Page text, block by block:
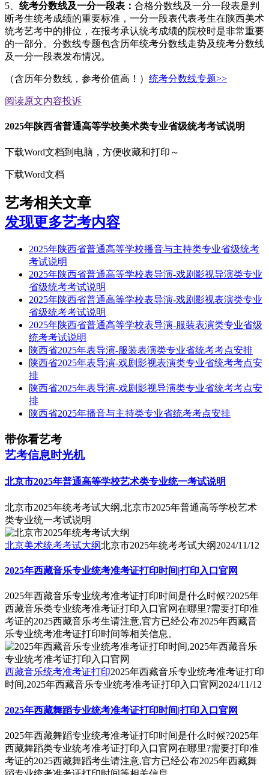
5、 统考分数线及一分一段表： 合格分数线及一分一段表是判
断考生统考成绩的重要标准，一分一段表代表考生在陕西美术
统考艺考中的排位，在报考承认统考成绩的院校时是非常重要
的一部分。分数线专题包含历年统考分数线走势及统考分数线
及一分一段表发布情况。
（含历年分数线，参考价值高！） 统考分数线专题>>
阅读原文内容投诉
2025年陕西省普通高等学校美术类专业省级统考考试说明
下载Word文档到电脑，方便收藏和打印～
下载Word文档
艺考相关文章
发现更多艺考内容
2025年陕西省普通高等学校播音与主持类专业省级统考
考试说明
2025年陕西省普通高等学校表导演-戏剧影视导演类专业
省级统考考试说明
2025年陕西省普通高等学校表导演-戏剧影视表演类专业
省级统考考试说明
2025年陕西省普通高等学校表导演-服装表演类专业省级
统考考试说明
陕西省2025年表导演-服装表演类专业省统考考点安排
陕西省2025年表导演-戏剧影视表演类专业省统考考点安
排
陕西省2025年表导演-戏剧影视导演类专业省统考考点安
排
陕西省2025年播音与主持类专业省统考考点安排
带你看艺考
艺考信息时光机
北京市2025年普通高等学校艺术类专业统一考试说明
北京市2025年统考考试大纲,北京市2025年普通高等学校艺术
类专业统一考试说明
北京美术统考考试大纲北京市2025年统考考试大纲2024/11/12
2025年西藏音乐专业统考准考证打印时间|打印入口官网
2025年西藏音乐专业统考准考证打印时间是什么时候?2025年
西藏音乐类专业统考准考证打印入口官网在哪里?需要打印准
考证的2025西藏音乐考生请注意,官方已经公布2025年西藏音
乐专业统考准考证打印时间等相关信息。
西藏音乐统考准考证打印2025年西藏音乐专业统考准考证打印
时间,2025年西藏音乐专业统考准考证打印入口官网 2024/11/12
2025年西藏舞蹈专业统考准考证打印时间|打印入口官网
2025年西藏舞蹈专业统考准考证打印时间是什么时候?2025年
西藏舞蹈类专业统考准考证打印入口官网在哪里?需要打印准
考证的2025西藏舞蹈考生请注意,官方已经公布2025年西藏舞